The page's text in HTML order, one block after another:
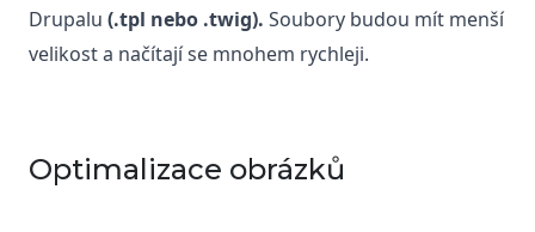
Drupalu (.tpl nebo .twig). Soubory budou mít menší
velikost a načítají se mnohem rychleji.
Optimalizace obrázků